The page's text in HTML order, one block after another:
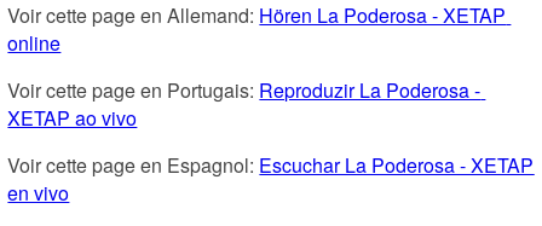
Voir cette page en Allemand: Hören La Poderosa - XETAP
online
Voir cette page en Portugais: Reproduzir La Poderosa -
XETAP ao vivo
Voir cette page en Espagnol: Escuchar La Poderosa - XETAP
en vivo